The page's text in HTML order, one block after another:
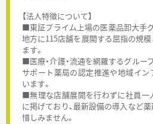
【法人特徴について】
■東証プライム上場の医薬品卸大手
地方に115店舗を展開する屈指の規
ます。
■医療・介護・流通を網羅するグルー
サポート薬局の認定推進や地域イ
います。
■無理な店舗展開を行わずに社員一
に掲げており、最新設備の導入など
惜しみません。